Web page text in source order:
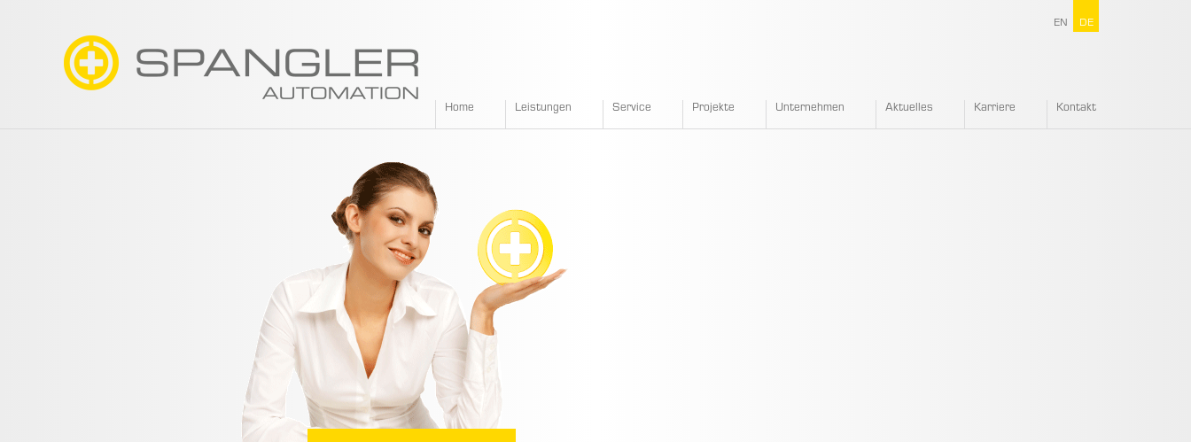
SPANGLER
Home Leistungen Service Projekte Unternehmen Aktuelles Karriere Kontakt
EN DE